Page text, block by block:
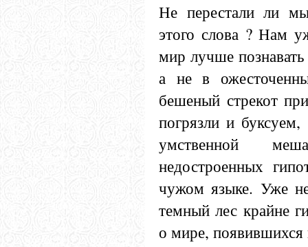
Не перестали ли
этого слова ? Нам
мир лучше
а не в
бешеный стрекот
погрязли и
умственной
недостроенных
чужом языке. Уже
темный лес крайне
о мире, появившихся